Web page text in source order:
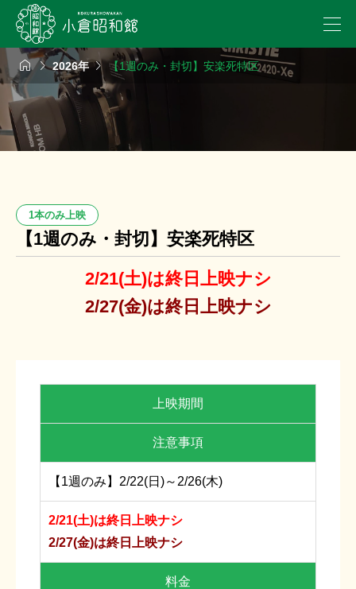
2026年【1週のみ・封切】安楽死特区
1本のみ上映
【1週のみ・封切】安楽死特区
2/21(土)は終日上映ナシ
2/27(金)は終日上映ナシ
上映期間
注意事項
【1週のみ】2/22(日)～2/26(木)
2/21(土)は終日上映ナシ
2/27(金)は終日上映ナシ
料金